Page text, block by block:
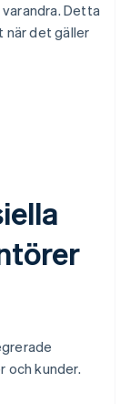
Detta
när det gäller
och kunder.